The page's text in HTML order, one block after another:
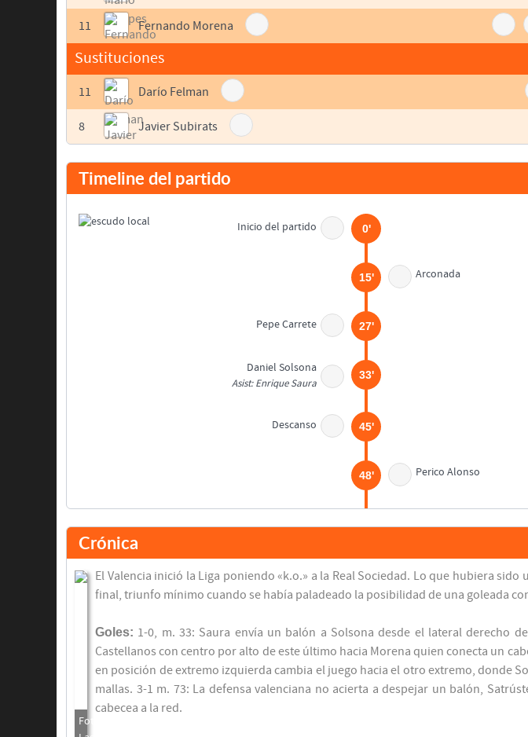
11 Fernando Morena
Sustituciones
11 Darío Felman
8 Javier Subirats
Timeline del partido
Inicio del partido 0'
Arconada
15'
Pepe Carrete 27'
Daniel Solsona
Asist: Enrique Saura
33'
Descanso 45'
Perico Alonso
48'
55'
Fernando Morena
Asist: Ángel Castellanos
64'
Asist: Pablo Rodríguez
74'
Darío Felman
Ángel Castellanos
Crónica
El Valencia inició la Liga poniendo «k.o.» a la Real Sociedad. Lo que hubiera
final, triunfo mínimo cuando se había paladeado la posibilidad de una goleada
Goles: 1-0, m. 33: Saura envía un balón a Solsona desde el lateral derecho
Castellanos con centro por alto de este último hacia Morena quien conecta un
en posición de extremo izquierda cambia el juego hacia el otro extremo, donde
mallas. 3-1 m. 73: La defensa valenciana no acierta a despejar un balón,
cabecea a la red.